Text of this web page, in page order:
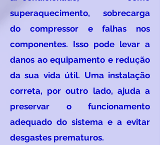
superaquecimento, sobrecarga
do compressor e falhas nos
componentes. Isso pode levar a
danos ao equipamento e redução
da sua vida útil. Uma instalação
correta, por outro lado, ajuda a
preservar o funcionamento
adequado do sistema e a evitar
desgastes prematuros.